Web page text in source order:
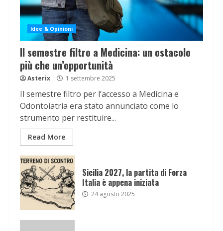
Idee & Opinioni
Il semestre filtro a Medicina: un ostacolo
più che un’opportunità
Asterix 1 settembre 2025
Il semestre filtro per l’accesso a Medicina e
Odontoiatria era stato annunciato come lo
strumento per restituire...
Read More
Sicilia 2027, la partita di Forza
Italia è appena iniziata
24 agosto 2025